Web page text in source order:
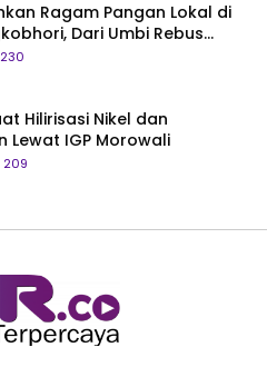
Ragam Pangan Lokal di
Dari Umbi Rebus
Beras Muna
230
Hilirisasi Nikel dan
Lewat IGP Morowali
209